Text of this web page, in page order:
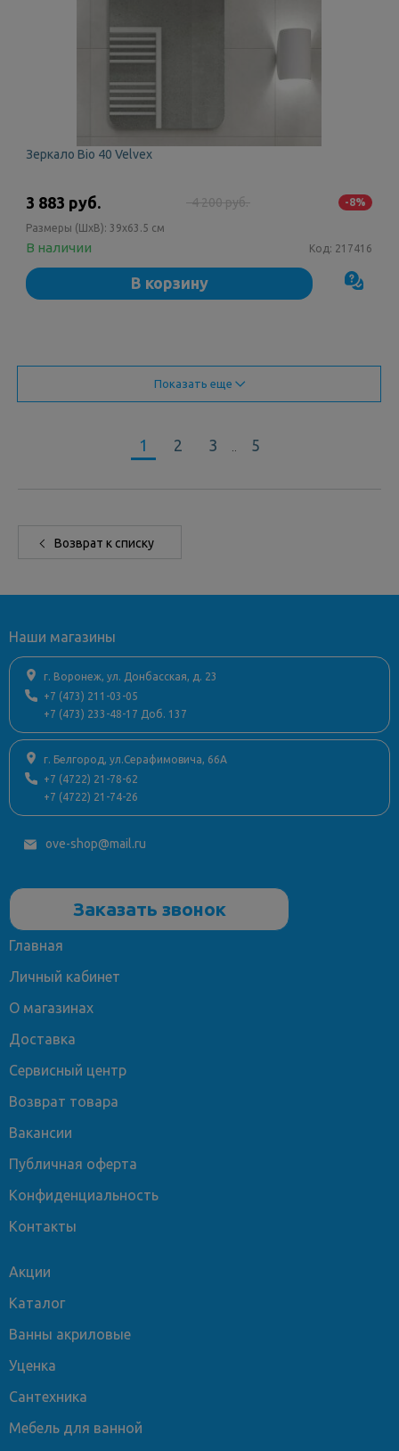
Зеркало Bio 40 Velvex
3 883 руб. 4 200 руб. -8%
Размеры (ШxВ): 39x63.5 см
В наличии Код: 217416
В корзину
Показать еще
1 2 3 5
Возврат к списку
Наши магазины
г. Воронеж, ул. Донбасская, д. 23
+7 (473) 211-03-05
+7 (473) 233-48-17 Доб. 137
г. Белгород, ул.Серафимовича, 66А
+7 (4722) 21-78-62
+7 (4722) 21-74-26
ove-shop@mail.ru
Заказать звонок
Главная
Личный кабинет
О магазинах
Доставка
Сервисный центр
Возврат товара
Вакансии
Публичная оферта
Конфиденциальность
Контакты
Акции
Каталог
Ванны акриловые
Уценка
Сантехника
Мебель для ванной